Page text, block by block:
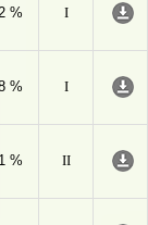
%
I
%
I
%
II